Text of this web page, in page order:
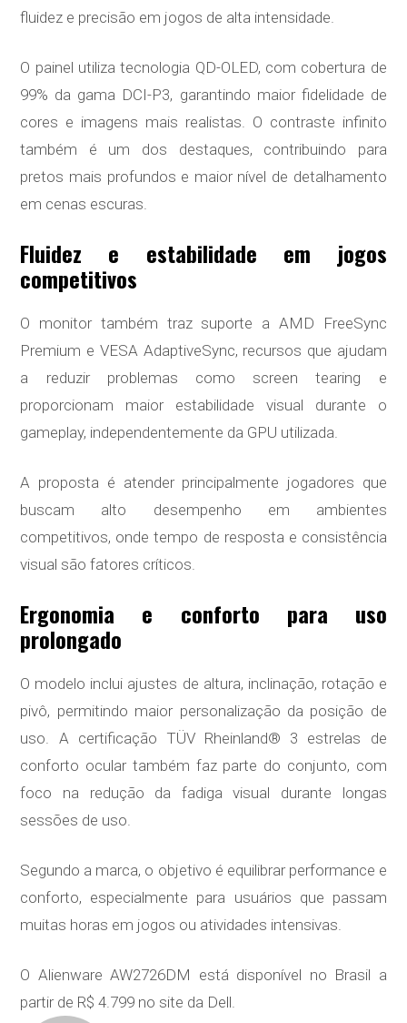
fluidez e precisão em jogos de alta intensidade.
O painel utiliza tecnologia QD-OLED, com cobertura de
99% da gama DCI-P3, garantindo maior fidelidade de
cores e imagens mais realistas. O contraste infinito
também é um dos destaques, contribuindo para
pretos mais profundos e maior nível de detalhamento
em cenas escuras.
Fluidez e estabilidade em jogos
competitivos
O monitor também traz suporte a AMD FreeSync
Premium e VESA AdaptiveSync, recursos que ajudam
a reduzir problemas como screen tearing e
proporcionam maior estabilidade visual durante o
gameplay, independentemente da GPU utilizada.
A proposta é atender principalmente jogadores que
buscam alto desempenho em ambientes
competitivos, onde tempo de resposta e consistência
visual são fatores críticos.
Ergonomia e conforto para uso
prolongado
O modelo inclui ajustes de altura, inclinação, rotação e
pivô, permitindo maior personalização da posição de
uso. A certificação TÜV Rheinland® 3 estrelas de
conforto ocular também faz parte do conjunto, com
foco na redução da fadiga visual durante longas
sessões de uso.
Segundo a marca, o objetivo é equilibrar performance e
conforto, especialmente para usuários que passam
muitas horas em jogos ou atividades intensivas.
O Alienware AW2726DM está disponível no Brasil a
partir de R$ 4.799 no site da Dell.